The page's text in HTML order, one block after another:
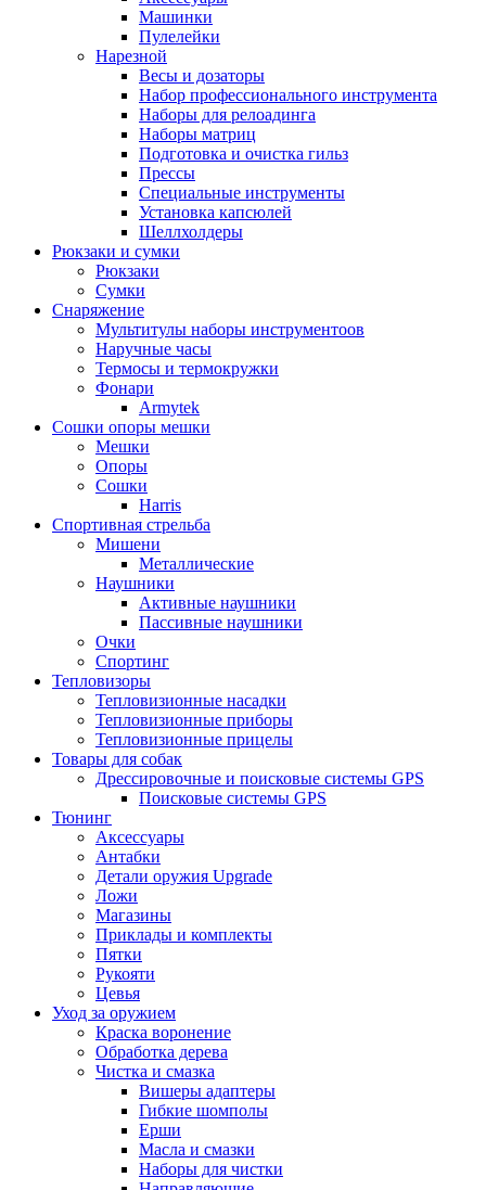
Машинки
Пулелейки
Нарезной
Весы и дозаторы
Набор профессионального инструмента
Наборы для релоадинга
Наборы матриц
Подготовка и очистка гильз
Прессы
Специальные инструменты
Установка капсюлей
Шеллхолдеры
Рюкзаки и сумки
Рюкзаки
Сумки
Снаряжение
Мультитулы наборы инструментоов
Наручные часы
Термосы и термокружки
Фонари
Armytek
Сошки опоры мешки
Мешки
Опоры
Сошки
Harris
Спортивная стрельба
Мишени
Металлические
Наушники
Активные наушники
Пассивные наушники
Очки
Спортинг
Тепловизоры
Тепловизионные насадки
Тепловизионные приборы
Тепловизионные прицелы
Товары для собак
Дрессировочные и поисковые системы GPS
Поисковые системы GPS
Тюнинг
Аксессуары
Антабки
Детали оружия Upgrade
Ложи
Магазины
Приклады и комплекты
Пятки
Рукояти
Цевья
Уход за оружием
Краска воронение
Обработка дерева
Чистка и смазка
Вишеры адаптеры
Гибкие шомполы
Ерши
Масла и смазки
Наборы для чистки